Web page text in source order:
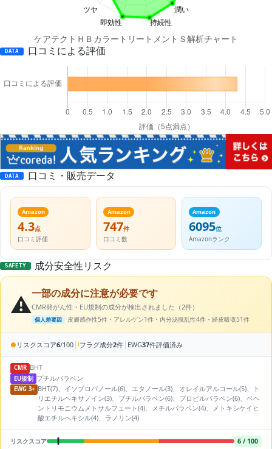
ケアテクトＨＢカラートリートメントＳ解析チャート
DATA 口コミによる評価
DATA 口コミ・販売データ
Amazon
4.3点
口コミ評価
Amazon
747件
口コミ数
Amazon
6095位
Amazonランク
SAFETY 成分安全性リスク
⚠️一部の成分に注意が必要です
CMR発がん性・EU規制の成分が検出されました（2件）
個人差要因 皮膚感作性5件・アレルゲン1件・内分泌撹乱性4件・経皮吸収51件
● リスクスコア6/100 | !フラグ成分2件 | EWG37件評価済み
CMR BHT
EU規制 プチルパラベン
EWG 3+ BHT(7)、イソプロパノール(6)、エタノール(3)、オレイルアルコール(5)、ト
リエチルヘキサノイン(3)、プチルパラベン(6)、プロピルパラベン(6)、ベヘ
ントリモニウムメトサルフェート(4)、メチルパラベン(4)、メトキシケイヒ
酸エチルヘキシル(4)、ラノリン(4)
リスクスコア 6 / 100